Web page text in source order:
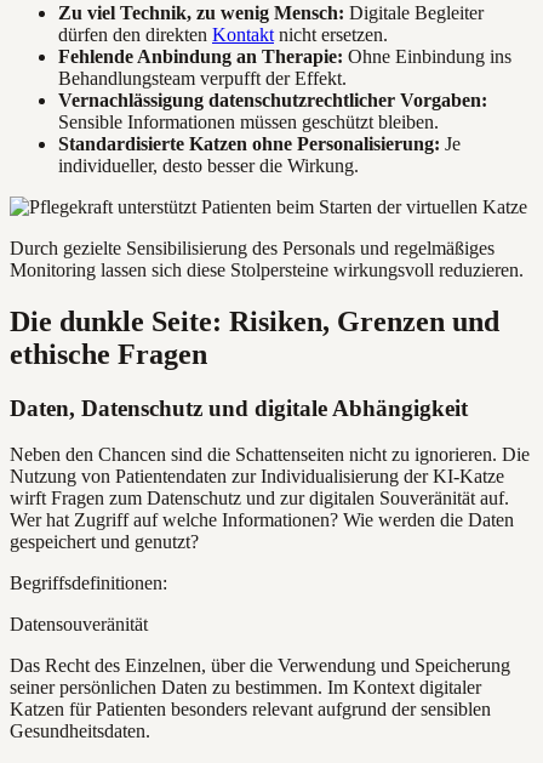
Zu viel Technik, zu wenig Mensch: Digitale Begleiter
dürfen den direkten Kontakt nicht ersetzen.
Fehlende Anbindung an Therapie: Ohne Einbindung ins
Behandlungsteam verpufft der Effekt.
Vernachlässigung datenschutzrechtlicher Vorgaben:
Sensible Informationen müssen geschützt bleiben.
Standardisierte Katzen ohne Personalisierung: Je
individueller, desto besser die Wirkung.
Durch gezielte Sensibilisierung des Personals und regelmäßiges
Monitoring lassen sich diese Stolpersteine wirkungsvoll reduzieren.
Die dunkle Seite: Risiken, Grenzen und
ethische Fragen
Daten, Datenschutz und digitale Abhängigkeit
Neben den Chancen sind die Schattenseiten nicht zu ignorieren. Die
Nutzung von Patientendaten zur Individualisierung der KI-Katze
wirft Fragen zum Datenschutz und zur digitalen Souveränität auf.
Wer hat Zugriff auf welche Informationen? Wie werden die Daten
gespeichert und genutzt?
Begriffsdefinitionen:
Datensouveränität
Das Recht des Einzelnen, über die Verwendung und Speicherung
seiner persönlichen Daten zu bestimmen. Im Kontext digitaler
Katzen für Patienten besonders relevant aufgrund der sensiblen
Gesundheitsdaten.